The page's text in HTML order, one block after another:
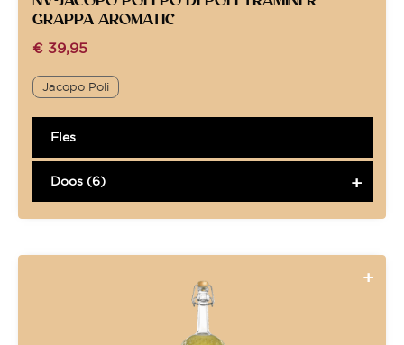
GRAPPA AROMATIC
€ 39,95
Jacopo Poli
Fles
Doos (6)